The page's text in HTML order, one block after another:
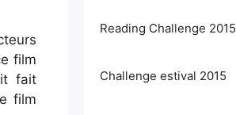
film
fait
film
Reading Challenge 2015
Challenge estival 2015